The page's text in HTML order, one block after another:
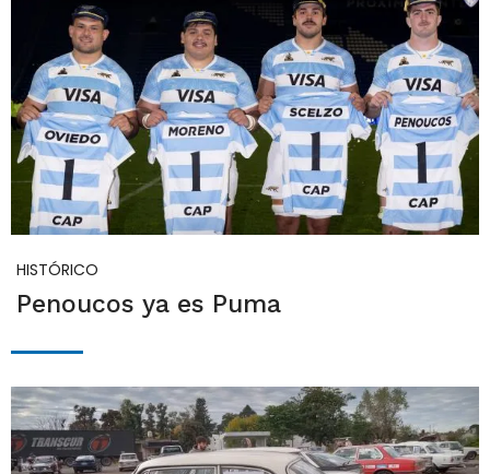
HISTÓRICO
Penoucos ya es Puma